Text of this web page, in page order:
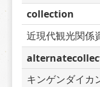
collection
近現代観光関係
キンゲンダイカ